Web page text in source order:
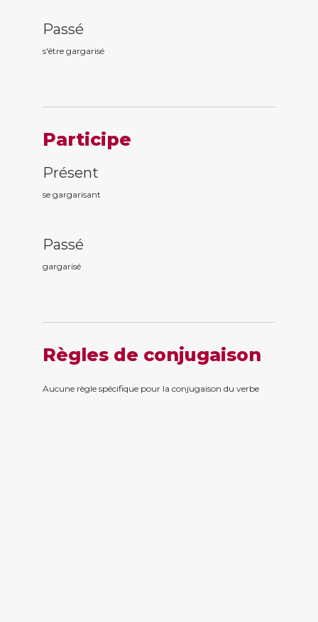
Passé
s'être gargarisé
Participe
Présent
se gargarisant
Passé
gargarisé
Règles de conjugaison
Aucune règle spécifique pour la conjugaison du verbe